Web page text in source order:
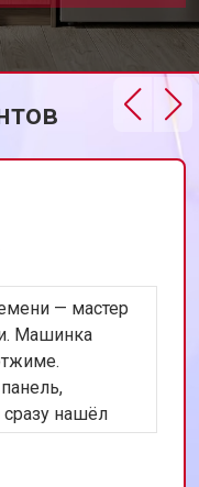
— мастер
Машинка
сразу нашёл
оба,
— стоит